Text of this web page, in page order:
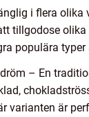
i flera olika
tillgodose olika
populära typer
– En
varianten är